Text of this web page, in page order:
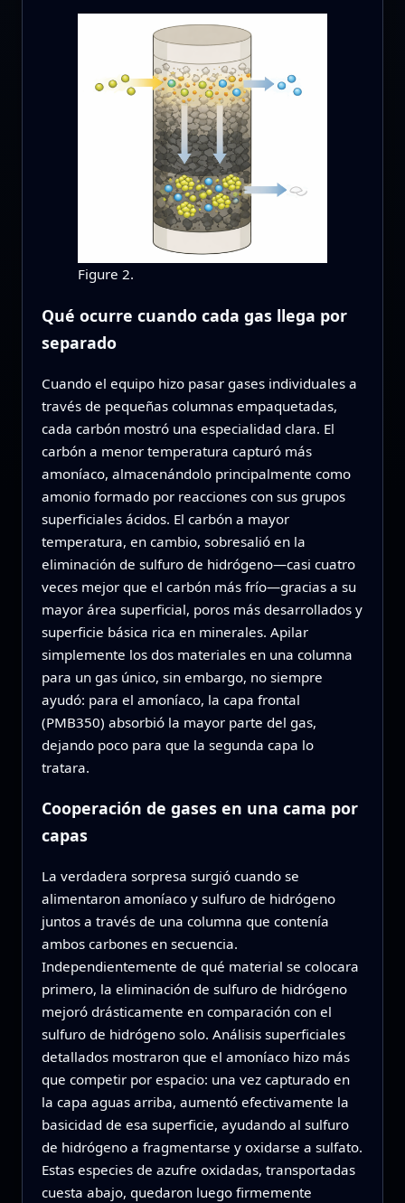
Figure 2.
Qué ocurre cuando cada gas llega por
separado
Cuando el equipo hizo pasar gases individuales a
través de pequeñas columnas empaquetadas,
cada carbón mostró una especialidad clara. El
carbón a menor temperatura capturó más
amoníaco, almacenándolo principalmente como
amonio formado por reacciones con sus grupos
superficiales ácidos. El carbón a mayor
temperatura, en cambio, sobresalió en la
eliminación de sulfuro de hidrógeno—casi cuatro
veces mejor que el carbón más frío—gracias a su
mayor área superficial, poros más desarrollados y
superficie básica rica en minerales. Apilar
simplemente los dos materiales en una columna
para un gas único, sin embargo, no siempre
ayudó: para el amoníaco, la capa frontal
(PMB350) absorbió la mayor parte del gas,
dejando poco para que la segunda capa lo
tratara.
Cooperación de gases en una cama por
capas
La verdadera sorpresa surgió cuando se
alimentaron amoníaco y sulfuro de hidrógeno
juntos a través de una columna que contenía
ambos carbones en secuencia.
Independientemente de qué material se colocara
primero, la eliminación de sulfuro de hidrógeno
mejoró drásticamente en comparación con el
sulfuro de hidrógeno solo. Análisis superficiales
detallados mostraron que el amoníaco hizo más
que competir por espacio: una vez capturado en
la capa aguas arriba, aumentó efectivamente la
basicidad de esa superficie, ayudando al sulfuro
de hidrógeno a fragmentarse y oxidarse a sulfato.
Estas especies de azufre oxidadas, transportadas
cuesta abajo, quedaron luego firmemente